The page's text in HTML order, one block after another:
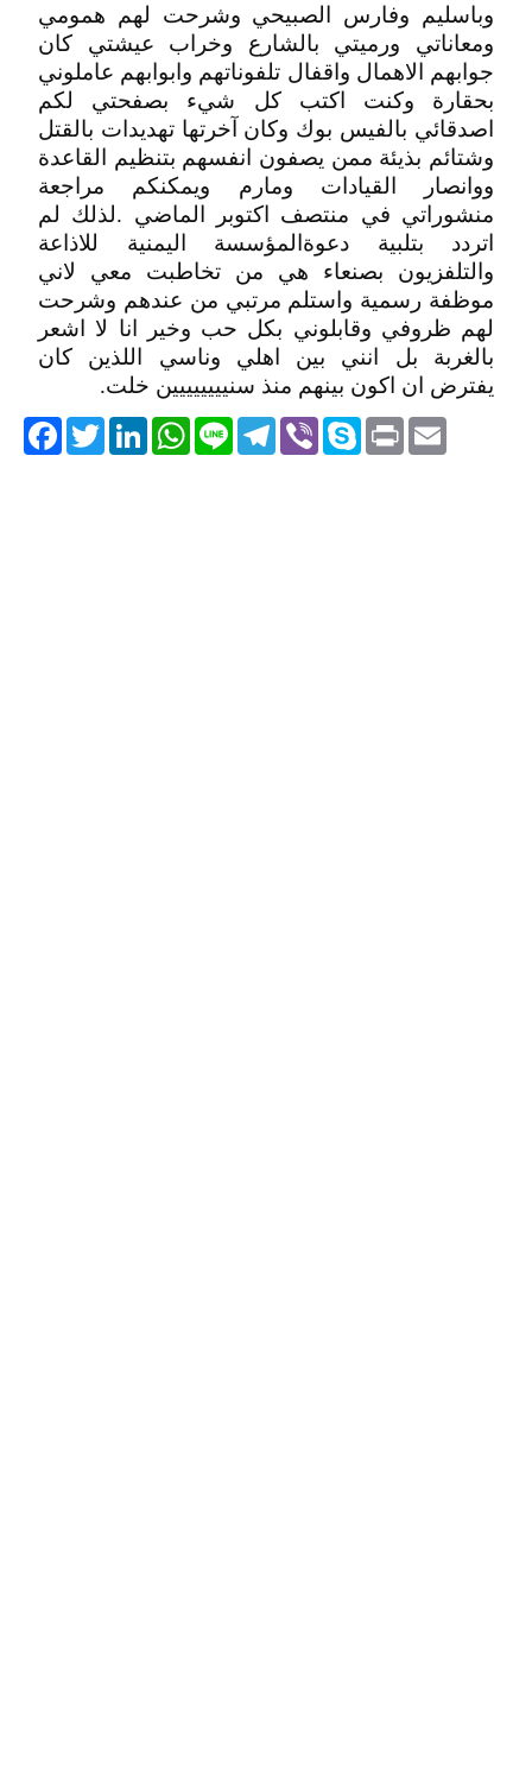
وباسليم وفارس الصبيحي وشرحت لهم همومي
ومعاناتي ورميتي بالشارع وخراب عيشتي كان
جوابهم الاهمال واقفال تلفوناتهم وابوابهم عاملوني
بحقارة وكنت اكتب كل شيء بصفحتي لكم
اصدقائي بالفيس بوك وكان آخرتها تهديدات بالقتل
وشتائم بذيئة ممن يصفون انفسهم بتنظيم القاعدة
ووانصار القيادات ومارم ويمكنكم مراجعة
منشوراتي في منتصف اكتوبر الماضي .لذلك لم
اتردد بتلبية دعوةالمؤسسة اليمنية للاذاعة
والتلفزيون بصنعاء هي من تخاطبت معي لاني
موظفة رسمية واستلم مرتبي من عندهم وشرحت
لهم ظروفي وقابلوني بكل حب وخير انا لا اشعر
بالغربة بل انني بين اهلي وناسي اللذين كان
يفترض ان اكون بينهم منذ سنيييييييين خلت.
TwitterLinkedIn
WhatsApp Line
Telegram ViberSkype PrintEmail